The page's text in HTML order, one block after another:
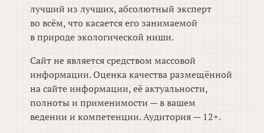
лучший из лучших, абсолютный эксперт
во всём, что касается его занимаемой
в природе экологической ниши.
Сайт не является средством массовой
информации. Оценка качества размещённой
на сайте информации, её актуальности,
полноты и применимости — в вашем
ведении и компетенции. Аудитория — 12+.